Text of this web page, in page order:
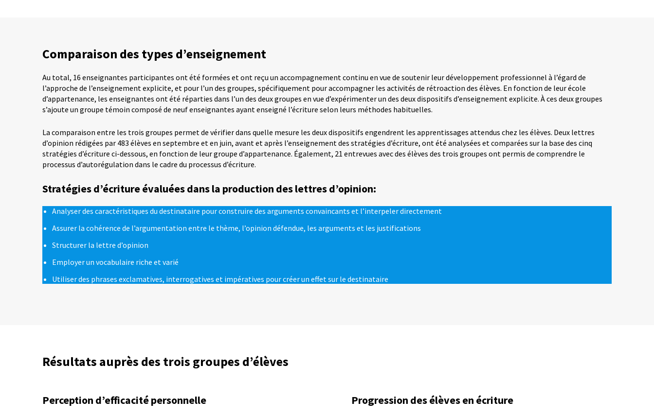
Comparaison des types d’enseignement
Au total, 16 enseignantes participantes ont été formées et ont reçu un accompagnement continu en vue de soutenir leur développement professionnel à l’égard de
l’approche de l’enseignement explicite, et pour l’un des groupes, spécifiquement pour accompagner les activités de rétroaction des élèves. En fonction de leur école
d’appartenance, les enseignantes ont été réparties dans l’un des deux groupes en vue d’expérimenter un des deux dispositifs d’enseignement explicite. À ces deux groupes
s’ajoute un groupe témoin composé de neuf enseignantes ayant enseigné l’écriture selon leurs méthodes habituelles.
La comparaison entre les trois groupes permet de vérifier dans quelle mesure les deux dispositifs engendrent les apprentissages attendus chez les élèves. Deux lettres
d’opinion rédigées par 483 élèves en septembre et en juin, avant et après l’enseignement des stratégies d’écriture, ont été analysées et comparées sur la base des cinq
stratégies d’écriture ci-dessous, en fonction de leur groupe d’appartenance. Également, 21 entrevues avec des élèves des trois groupes ont permis de comprendre le
processus d’autorégulation dans le cadre du processus d’écriture.
Stratégies d’écriture évaluées dans la production des lettres d’opinion:
Analyser des caractéristiques du destinataire pour construire des arguments convaincants et l’interpeler directement
Assurer la cohérence de l’argumentation entre le thème, l’opinion défendue, les arguments et les justifications
Structurer la lettre d’opinion
Employer un vocabulaire riche et varié
Utiliser des phrases exclamatives, interrogatives et impératives pour créer un effet sur le destinataire
Résultats auprès des trois groupes d’élèves
Perception d’efficacité personnelle Progression des élèves en écriture